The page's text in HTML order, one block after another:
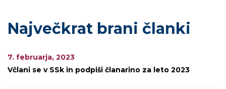
Največkrat brani članki
7. februarja, 2023
Včlani se v SSk in podpiši članarino za leto 2023